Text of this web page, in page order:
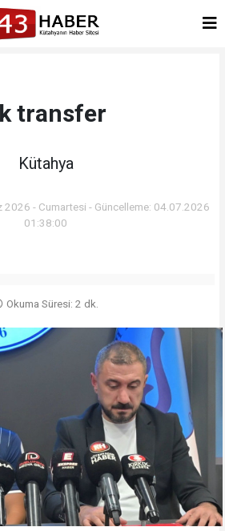
transfer
Kütahya
2026 - Cumartesi - Güncelleme: 04.07.2026
01:38:00
Okuma Süresi: 2 dk.